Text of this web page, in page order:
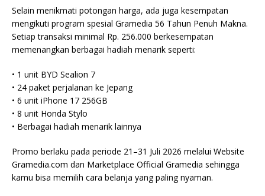
Selain menikmati potongan harga, ada juga kesempatan
mengikuti program spesial Gramedia 56 Tahun Penuh Makna.
Setiap transaksi minimal Rp. 256.000 berkesempatan
memenangkan berbagai hadiah menarik seperti:
• 1 unit BYD Sealion 7
• 24 paket perjalanan ke Jepang
• 6 unit iPhone 17 256GB
• 8 unit Honda Stylo
• Berbagai hadiah menarik lainnya
Promo berlaku pada periode 21–31 Juli 2026 melalui Website
Gramedia.com dan Marketplace Official Gramedia sehingga
kamu bisa memilih cara belanja yang paling nyaman.